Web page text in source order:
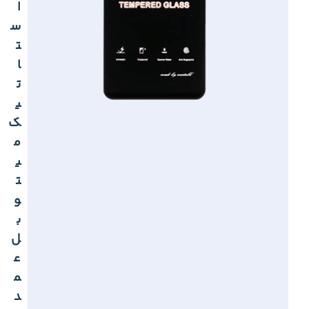
ا
س
ت
ا
ت
ی
ک
م
ی
ت
و
ب
ل
ع
م
د